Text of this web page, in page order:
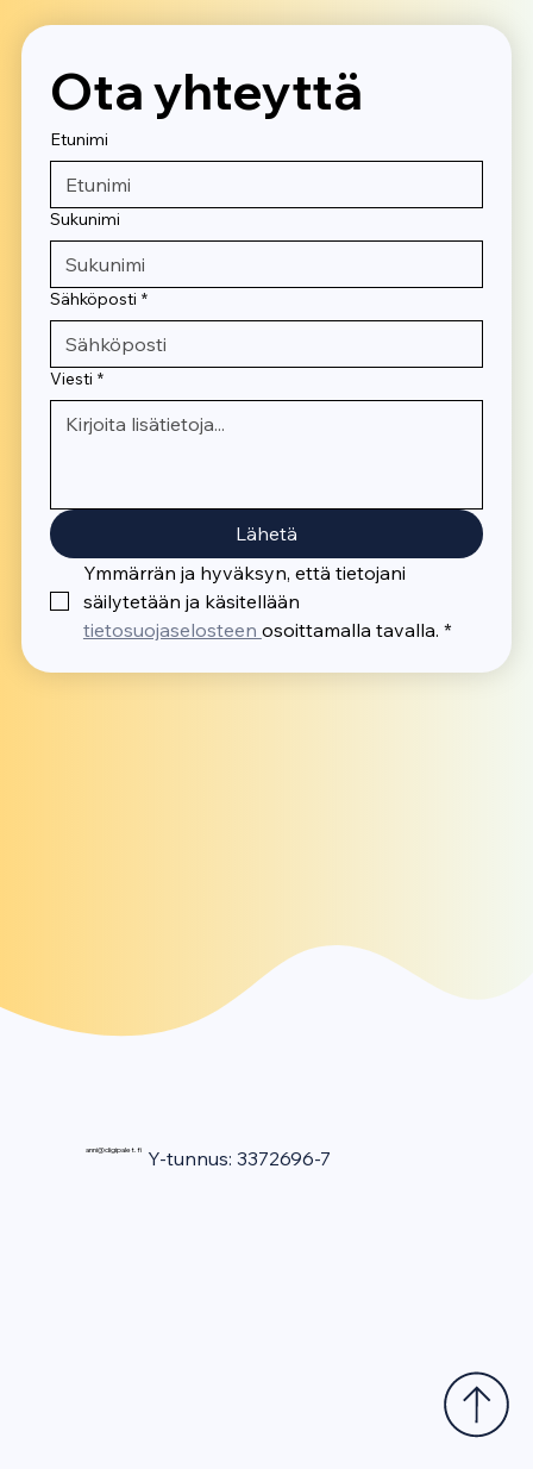
Ota yhteyttä
Etunimi
Sukunimi
Sähköposti *
Viesti *
Lähetä
Ymmärrän ja hyväksyn, että tietojani
tietosuojaselosteen osoittamalla tavalla. *
anni@digipalet.fi Y-tunnus: 3372696-7